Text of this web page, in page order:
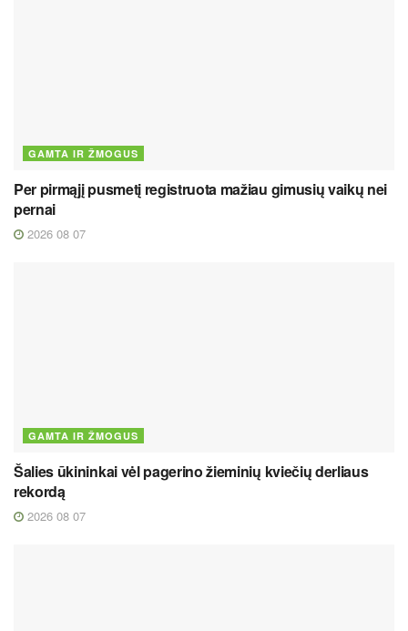
GAMTA IR ŽMOGUS
Per pirmąjį pusmetį registruota mažiau gimusių vaikų nei
pernai
2026 08 07
GAMTA IR ŽMOGUS
Šalies ūkininkai vėl pagerino žieminių kviečių derliaus
rekordą
2026 08 07